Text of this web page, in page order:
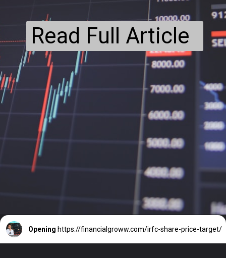
Read Full Article
Opening https://financialgroww.com/irfc-share-price-target/